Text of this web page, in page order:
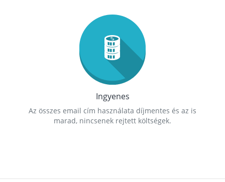
Ingyenes
Az összes email cím használata díjmentes és az is
marad, nincsenek rejtett költségek.